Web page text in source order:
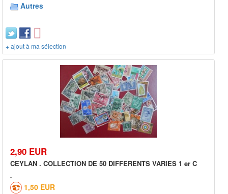
Autres
+ ajout à ma sélection
2,90 EUR
CEYLAN . COLLECTION DE 50 DIFFERENTS VARIES 1 er C
1,50 EUR